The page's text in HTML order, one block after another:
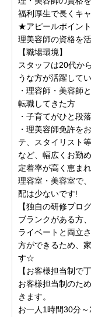
福利厚生で長くキ
★アピールポイン
理美容師の資格を
【職場環境】
スタッフは20代か
うな方が活躍して
・理容師・美容師
転職してきた方
・子育てがひと段
・理美容師免許を
テ、スタイリスト
など、幅広くお勤
定着率が高く恵ま
理容室・美容室で
配は少ないです!
【独自の研修プロ
ブランクがある方
ライベートと両立
方ができるため、
す☆
【お客様担当制で
お客様担当制のた
きます。
お一人1時間30分